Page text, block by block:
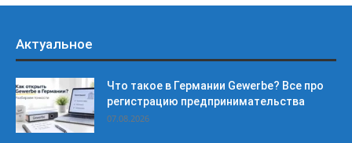
Актуальное
Что такое в Германии Gewerbe? Все про
регистрацию предпринимательства
07.08.2026